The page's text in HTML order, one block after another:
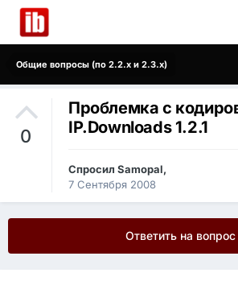
Общие вопросы (по 2.2.x и 2.3.x)
0
Проблемка с
IP.Downloads 1.2.1
Спросил Samopal,
7 Сентября 2008
Ответить на вопрос